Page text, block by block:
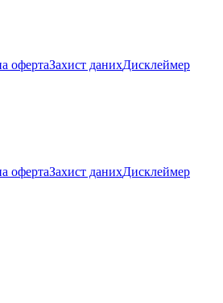
офертаЗахист данихДисклеймер
офертаЗахист данихДисклеймер